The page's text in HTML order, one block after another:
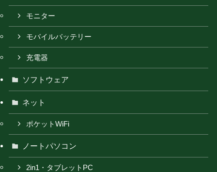
モニター
モバイルバッテリー
充電器
ソフトウェア
ネット
ポケットWiFi
ノートパソコン
2in1・タブレットPC